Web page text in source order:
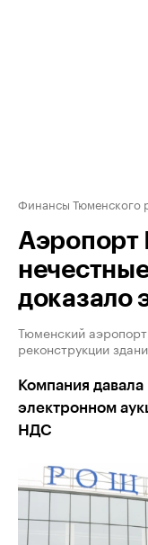
Финансы Тюменского
Аэропорт
доказало
Тюменский
реконструкции
Компания
электронном
НДС